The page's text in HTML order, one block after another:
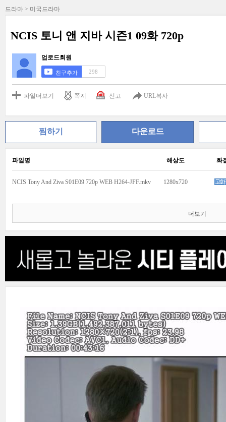
드라마 > 미국드라마
NCIS 토니 앤 지바 시즌1 09화 720p
업로드회원
친구추가 298
파일더보기 쪽지 신고 URL복사
찜하기 다운로드
파일명 해상도 화
NCIS Tony And Ziva S01E09 720p WEB H264-JFF.mkv 1280x720
더보기